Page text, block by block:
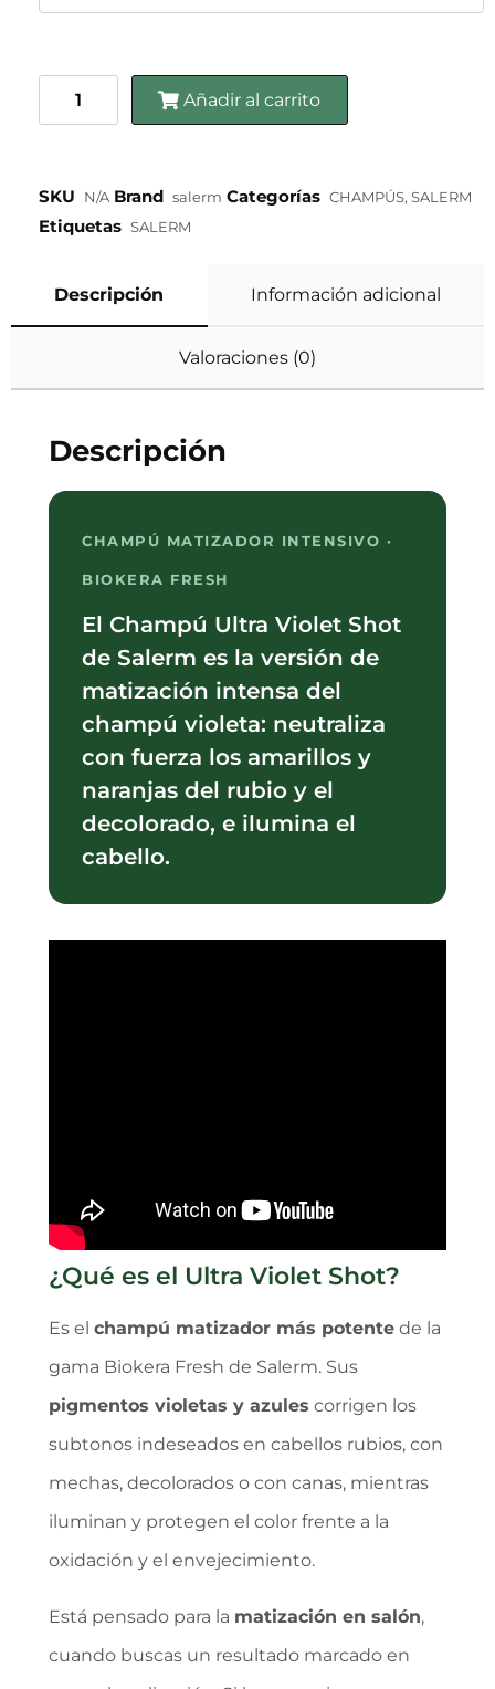
Añadir al carrito
SKU N/A Brand salerm Categorías CHAMPÚS, SALERM
Etiquetas SALERM
Descripción Información adicional
Valoraciones (0)
Descripción
CHAMPÚ MATIZADOR INTENSIVO ·
BIOKERA FRESH
El Champú Ultra Violet Shot
de Salerm es la versión de
matización intensa del
champú violeta: neutraliza
con fuerza los amarillos y
naranjas del rubio y el
decolorado, e ilumina el
cabello.
¿Qué es el Ultra Violet Shot?
Es el champú matizador más potente de la
gama Biokera Fresh de Salerm. Sus
pigmentos violetas y azules corrigen los
subtonos indeseados en cabellos rubios, con
mechas, decolorados o con canas, mientras
iluminan y protegen el color frente a la
oxidación y el envejecimiento.
Está pensado para la matización en salón,
cuando buscas un resultado marcado en